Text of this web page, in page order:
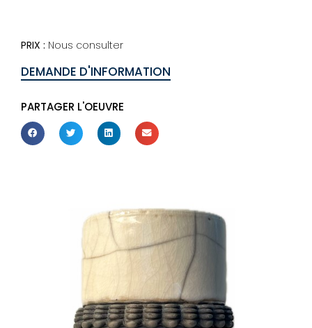
PRIX : Nous consulter
DEMANDE D'INFORMATION
PARTAGER L'OEUVRE